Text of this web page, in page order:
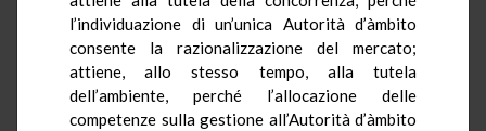
l’individuazione di un’unica Autorità d’àmbito
consente la razionalizzazione del mercato;
attiene, allo stesso tempo, alla tutela
dell’ambiente, perché l’allocazione delle
competenze sulla gestione all’Autorità d’àmbito